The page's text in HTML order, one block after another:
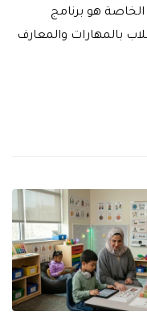
الخاصة هو برنامج
بالمهارات والمعارف